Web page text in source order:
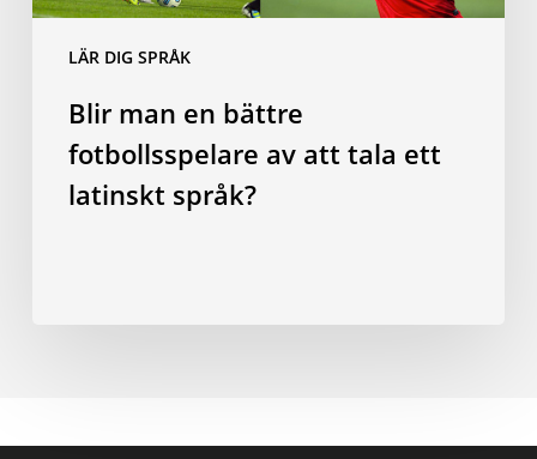
LÄR DIG SPRÅK
att
latinskt
språk?
Blir man en bättre
fotbollsspelare av att tala ett
latinskt språk?